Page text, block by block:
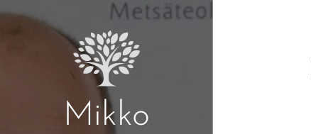
Mikko